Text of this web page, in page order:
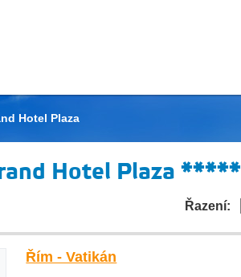
Hotel Plaza
Hotel Plaza *****
Řazení:
Řím - Vatikán